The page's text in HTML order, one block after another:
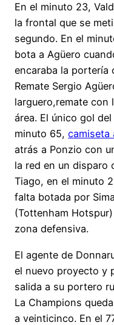
En el minuto 23,
la frontal que se
segundo. En el
bota a Agüero
encaraba la portería
Remate Sergio
larguero,remate con
área. El único gol
minuto 65, camiseta
atrás a Ponzio con
la red en un disparo
Tiago, en el minuto
falta botada por
(Tottenham
zona defensiva.
El agente de
el nuevo proyecto y
salida a su portero
La Champions
a veinticinco. En el